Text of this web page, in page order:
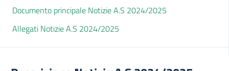
Documento principale Notizie A.S 2024/2025
Allegati Notizie A.S 2024/2025